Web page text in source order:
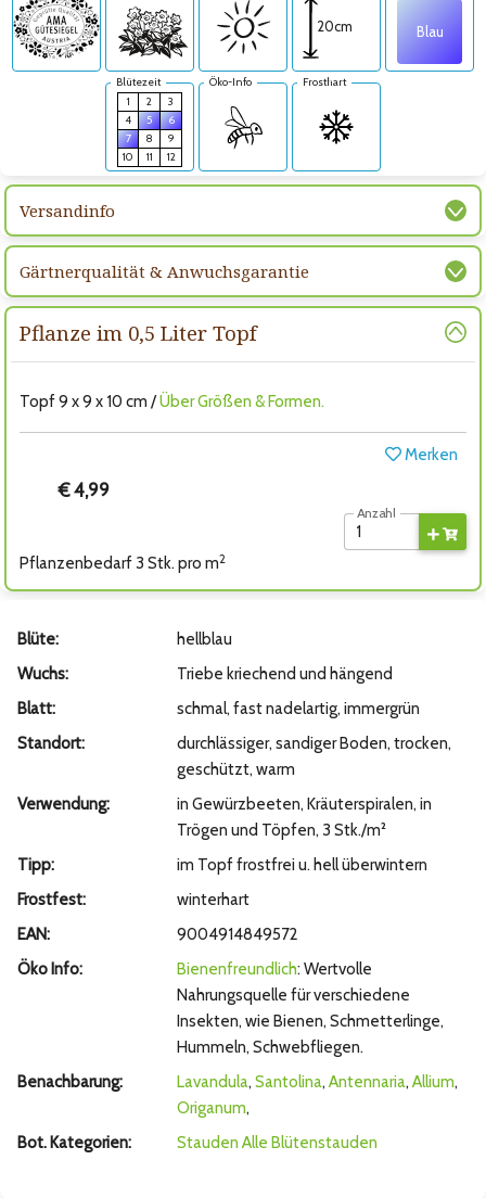
20cm Blau
Blütezeit
1
2
3
4
5
6
7
8
9
10
11 12
Öko-Info Frosthart
Versandinfo
Gärtnerqualität & Anwuchsgarantie
Pflanze im 0,5 Liter Topf
Topf 9 x 9 x 10 cm /Über Größen & Formen.
Merken
€ 4,99
Anzahl
Pflanzenbedarf 3 Stk. pro m2
Blüte:
hellblau
Wuchs:
Triebe kriechend und hängend
Blatt:
schmal, fast nadelartig, immergrün
Standort:
durchlässiger, sandiger Boden, trocken,
geschützt, warm
Verwendung:
in Gewürzbeeten, Kräuterspiralen, in
Trögen und Töpfen, 3 Stk./m²
Tipp:
im Topf frostfrei u. hell überwintern
Frostfest:
winterhart
EAN:
9004914849572
Öko Info:
Bienenfreundlich: Wertvolle
Nahrungsquelle für verschiedene
Insekten, wie Bienen, Schmetterlinge,
Hummeln, Schwebfliegen.
Benachbarung:
Lavandula, Santolina, Antennaria, Allium,
Origanum,
Bot. Kategorien:
Stauden Alle Blütenstauden